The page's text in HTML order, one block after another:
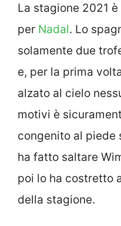
La stagione 2021
per Nadal. Lo
solamente due
e, per la prima
alzato al cielo
motivi è
congenito al piede
ha fatto saltare
poi lo ha costretto
della stagione.